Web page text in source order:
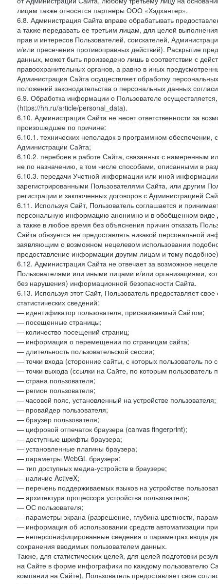
лицам также относятся партнеры ООО «Хэдхантер».
6.8. Администрация Сайта вправе обрабатывать
а также передавать ее третьим лицам, для целей
прав и интересов Пользователей, соискателей,
и/или пресечения противоправных действий). Раскрытие
данных, может быть произведено лишь в соответствии с
правоохранительных органов, а равно в иных
Администрация Сайта осуществляет обработку
положений законодательства о персональных данных
6.9. Обработка информации о Пользователе
(https://hh.ru/article/personal_data).
6.10. Администрация Сайта не несет ответственности за
произошедшее по причине:
6.10.1. технических неполадок в программном
Администрации Сайта;
6.10.2. перебоев в работе Сайта, связанных с намеренным
не по назначению, в том числе способами, описанными в
6.10.3. передачи Учетной информации или иной
зарегистрированными Пользователями Сайта, или другим
регистрации и заключенных договоров с Администрацией
6.11. Используя Сайт, Пользователь соглашается и
персональную информацию анонимно и в обобщенном виде
а также в любое время без объяснения причин отказать
Сайта обязуется не предоставлять никакой персональной
заявляющим о возможном нецелевом использовании
предоставление информации другим лицам и тому
6.12. Администрация Сайта не отвечает за возможное
Пользователями или иными лицами и/или организациями,
без нарушения) информационной безопасности Сайта.
6.13. Используя этот Сайт, Пользователь предоставляет
статистических сведений:
— идентификатор пользователя, присваиваемый Сайтом;
— посещенные страницы;
— количество посещений страниц;
— информация о перемещении по страницам сайта;
— длительность пользовательской сессии;
— точки входа (сторонние сайты, с которых пользователь по
— точки выхода (ссылки на Сайте, по которым пользователь
— страна пользователя;
— регион пользователя;
— часовой пояс, установленный на устройстве пользователя;
— провайдер пользователя;
— браузер пользователя;
— цифровой отпечаток браузера (canvas fingerprint);
— доступные шрифты браузера;
— установленные плагины браузера;
— параметры WebGL браузера;
— тип доступных медиа-устройств в браузере;
— наличие ActiveX;
— перечень поддерживаемых языков на устройстве
— архитектура процессора устройства пользователя;
— ОС пользователя;
— параметры экрана (разрешение, глубина цветности,
— информация об использовании средств автоматизации
— неперсонифицированные сведения о параметрах ввода
сохранения вводимых пользователем данных.
Также, для статистических целей, для целей подготовки
на Сайте в форме инфографики по каждому пользователю
компании на Сайте), Пользователь предоставляет свое